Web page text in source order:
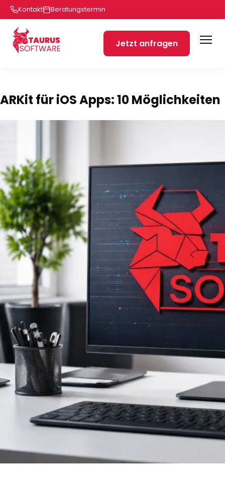
Kontakt Beratungstermin
Jetzt anfragen
ARKit für iOS Apps: 10 Möglichkeiten